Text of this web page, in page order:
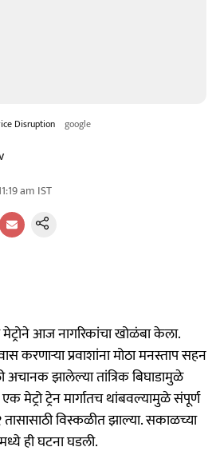
Disruption google
am IST
मेट्रोने आज नागरिकांचा खोळंबा केला.
करणाऱ्या प्रवाशांना मोठा मनस्ताप सहन
झालेल्या तांत्रिक बिघाडामुळे
मेट्रो ट्रेन मार्गातच थांबवल्यामुळे संपूर्ण
विस्कळीत झाल्या. सकाळच्या
ही घटना घडली.